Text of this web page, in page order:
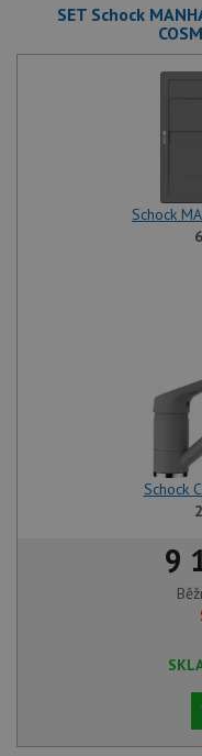
SET Schock
Schock
Schock
9